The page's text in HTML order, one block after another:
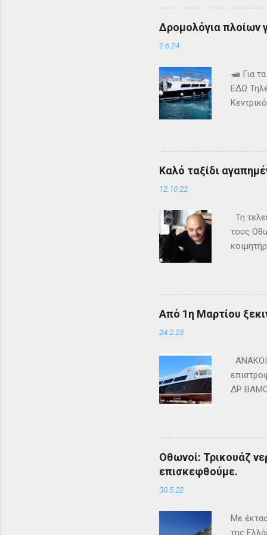
τον να
Δρομολόγια πλοίων
2.6.24
🛥️ Για
ΕΔΩ
Καλό ταξίδι
12.10.22
Τη
τους
Από 1η Μαρτίου
24.2.23
ΔΡ
Οθωνοί: Τρικουάζ
επισκεφθούμε.
30.5.22
Με
της